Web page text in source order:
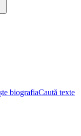
biografiaCaută texte